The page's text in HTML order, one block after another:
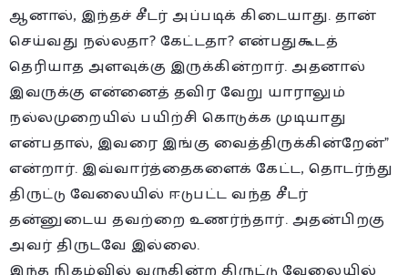
ஆனால், இந்தச் சீடர் அப்படிக் கிடையாது. தான்
செய்வது நல்லதா? கேட்டதா? என்பதுகூடத்
தெரியாத அளவுக்கு இருக்கின்றார். அதனால்
இவருக்கு என்னைத் தவிர வேறு யாராலும்
நல்லமுறையில் பயிற்சி கொடுக்க முடியாது
என்பதால், இவரை இங்கு வைத்திருக்கின்றேன்”
என்றார். இவ்வார்த்தைகளைக் கேட்ட, தொடர்ந்து
திருட்டு வேலையில் ஈடுபட்ட வந்த சீடர்
தன்னுடைய தவற்றை உணர்ந்தார். அதன்பிறகு
அவர் திருடவே இல்லை.